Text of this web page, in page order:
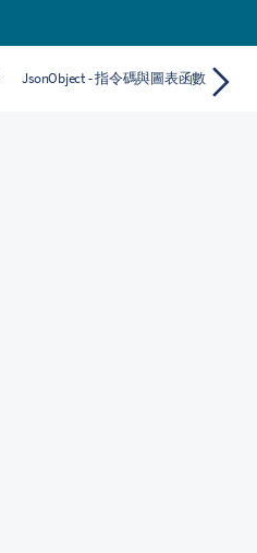
JsonObject - 指令碼與圖表函數